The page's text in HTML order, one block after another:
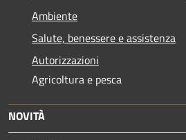
Ambiente
Salute, benessere e assistenza
Autorizzazioni
Agricoltura e pesca
NOVITÀ